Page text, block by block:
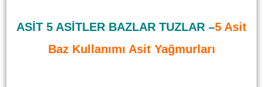
ASİT 5 ASİTLER BAZLAR TUZLAR –5 Asit
Baz Kullanımı Asit Yağmurları